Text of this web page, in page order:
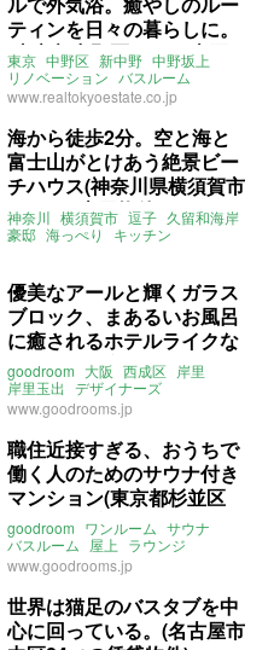
ティンを日々の暮らしに。
(東京都中野区53㎡の売買
物件)
東京 中野区 新中野 中野坂上
リノベーション バスルーム
タイル ルーフバルコニー
ライター：葱山紫蘇子
売買
www.realtokyoestate.co.jp
海から徒歩2分。空と海と
富士山がとけあう絶景ビー
チハウス(神奈川県横須賀市
180㎡の売買物件)
神奈川 横須賀市 逗子 久留和海岸
豪邸 海っぺり
キッチン
売買
優美なアールと輝くガラス
ブロック、まあるいお風呂
に癒されるホテルライクな
1LDK(大阪市西成区84㎡の
賃貸物件)
goodroom 大阪 西成区
岸里
岸里玉出 デザイナーズ
バスルーム タイル
www.goodrooms.jp
職住近接すぎる、おうちで
働く人のためのサウナ付き
マンション(東京都杉並区
15㎡の賃貸物件)
goodroom ワンルーム サウナ
バスルーム 屋上 ラウンジ
ワークスペース 食堂
リモートワーク
フリーランス
東京 杉並
www.goodrooms.jp
世界は猫足のバスタブを中
心に回っている。(名古屋市